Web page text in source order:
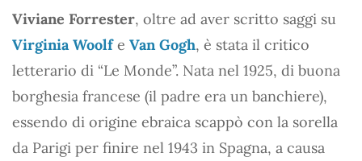
Viviane Forrester, oltre ad aver scritto saggi su
Virginia Woolfe Van Gogh, è stata il critico
letterario di “Le Monde”. Nata nel 1925, di buona
borghesia francese (il padre era un banchiere),
essendo di origine ebraica scappò con la sorella
da Parigi per finire nel 1943 in Spagna, a causa